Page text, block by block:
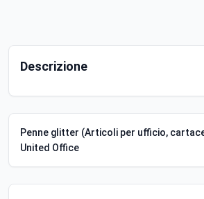
Descrizione
Penne glitter (Articoli per ufficio,
United Office